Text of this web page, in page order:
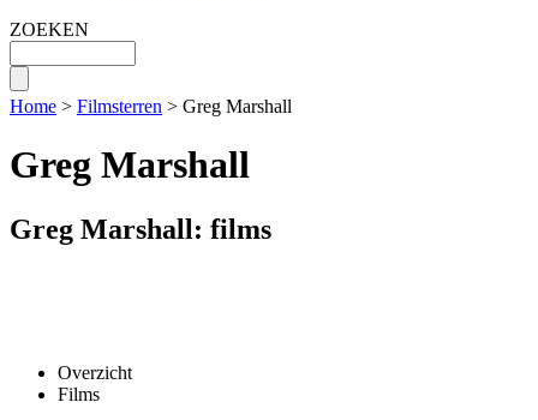
ZOEKEN
Home > Filmsterren > Greg Marshall
Greg Marshall
Greg Marshall: films
Overzicht
Films